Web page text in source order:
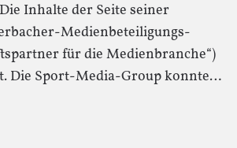
Inhalte der Seite seiner
Medienbeteiligungs-
für die Medienbranche“)
Die Sport-Media-Group konnte…